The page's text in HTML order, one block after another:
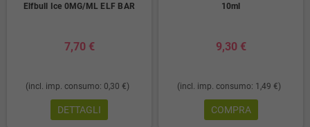
Elfbull Ice 0MG/ML ELF BAR
7,70 €
(incl. imp. consumo: 0,30 €)
DETTAGLI
10ml
9,30 €
(incl. imp. consumo: 1,49 €)
COMPRA